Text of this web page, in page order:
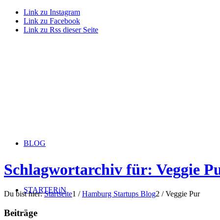
Link zu Instagram
Link zu Facebook
Link zu Rss dieser Seite
BLOG
STARTERiN
Schlagwortarchiv für: Veggie
Du bist hier: Startseite1 / Hamburg Startups Blog2 / Veggie Pur
Beiträge